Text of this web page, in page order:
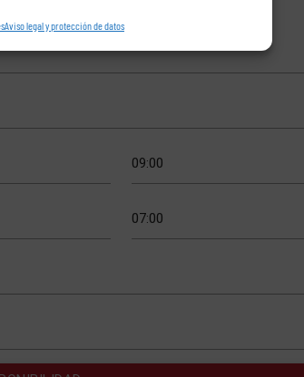
Aviso legal y protección de datos